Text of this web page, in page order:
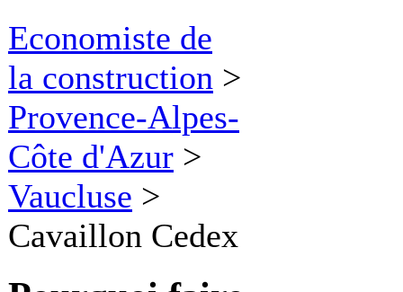
Economiste de
la construction >
Provence-Alpes-
Côte d'Azur >
Vaucluse >
Cavaillon Cedex